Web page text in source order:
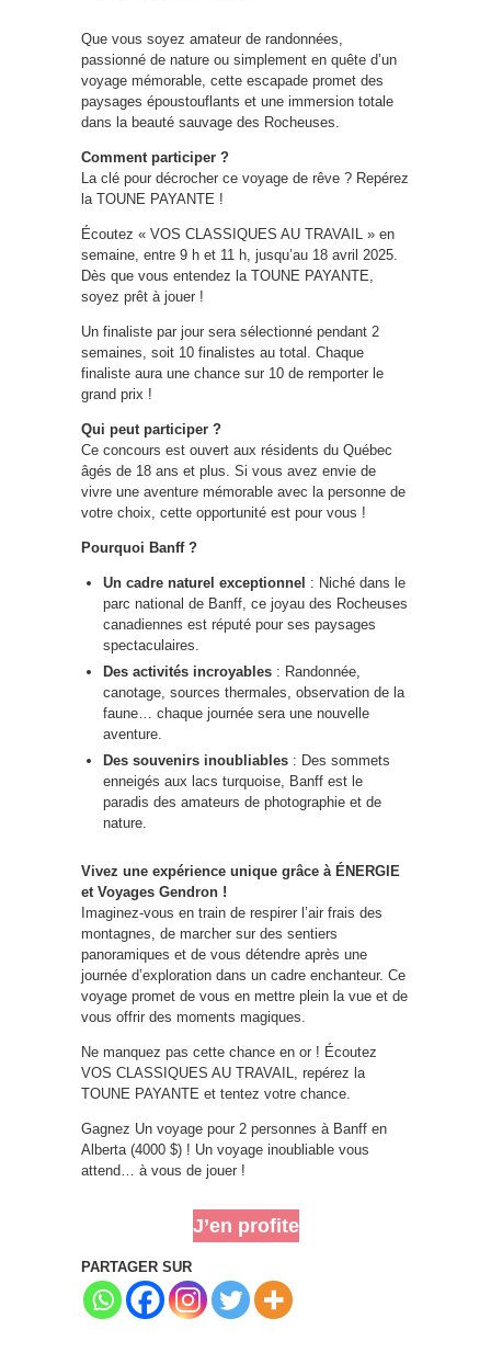
Que vous soyez amateur de randonnées,
passionné de nature ou simplement en quête d’un
voyage mémorable, cette escapade promet des
paysages époustouflants et une immersion totale
dans la beauté sauvage des Rocheuses.
Comment participer ?
La clé pour décrocher ce voyage de rêve ? Repérez
la TOUNE PAYANTE !
Écoutez « VOS CLASSIQUES AU TRAVAIL » en
semaine, entre 9 h et 11 h, jusqu’au 18 avril 2025.
Dès que vous entendez la TOUNE PAYANTE,
soyez prêt à jouer !
Un finaliste par jour sera sélectionné pendant 2
semaines, soit 10 finalistes au total. Chaque
finaliste aura une chance sur 10 de remporter le
grand prix !
Qui peut participer ?
Ce concours est ouvert aux résidents du Québec
âgés de 18 ans et plus. Si vous avez envie de
vivre une aventure mémorable avec la personne de
votre choix, cette opportunité est pour vous !
Pourquoi Banff ?
Un cadre naturel exceptionnel : Niché dans le
parc national de Banff, ce joyau des Rocheuses
canadiennes est réputé pour ses paysages
spectaculaires.
Des activités incroyables : Randonnée,
canotage, sources thermales, observation de la
faune… chaque journée sera une nouvelle
aventure.
Des souvenirs inoubliables : Des sommets
enneigés aux lacs turquoise, Banff est le
paradis des amateurs de photographie et de
nature.
Vivez une expérience unique grâce à ÉNERGIE
et Voyages Gendron !
Imaginez-vous en train de respirer l’air frais des
montagnes, de marcher sur des sentiers
panoramiques et de vous détendre après une
journée d’exploration dans un cadre enchanteur. Ce
voyage promet de vous en mettre plein la vue et de
vous offrir des moments magiques.
Ne manquez pas cette chance en or ! Écoutez
VOS CLASSIQUES AU TRAVAIL, repérez la
TOUNE PAYANTE et tentez votre chance.
Gagnez Un voyage pour 2 personnes à Banff en
Alberta (4000 $) ! Un voyage inoubliable vous
attend… à vous de jouer !
J’en profite
PARTAGER SUR